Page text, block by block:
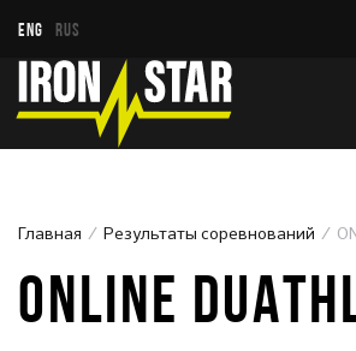
ENG RUS
Главная Результаты соревнований
ONLINE